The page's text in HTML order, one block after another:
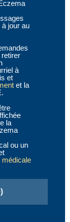
jour au
à
et
et la
la
ou un
médicale